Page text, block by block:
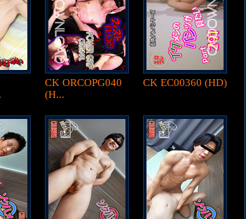
CK ORCOPG040
(H...
CK EC00360 (HD)